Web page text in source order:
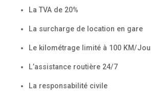
La TVA de 20%
La surcharge de location en gare
Le kilométrage limité à 100 KM/
L’assistance routière 24/7
La responsabilité civile